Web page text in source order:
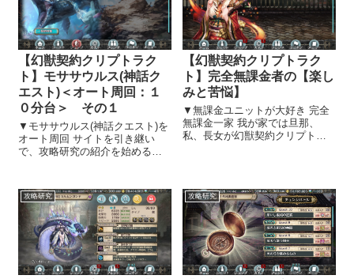
【幻獣契約クリプトラク
ト】モササウルス(神話ク
エスト)＜オート周回：１
０分台＞ その１
▼モササウルス(神話クエスト)を
オート周回 サイトを引き継い
で、攻略研究の紹介を始めるこ
略研究の紹介を始めることにし
ました。 効率的にアイテム・キ
ャラクター取得・レベルアップ
する方法...
【幻獣契約クリプトラク
ト】完全無課金者の【楽し
みと苦悩】
▼無課金ユニットが大好き 完全
無課金一家 我が家では旦那、
私、長女が幻獣契約クリプトラ
す・・・。 私がゲームを始めた
のは、2018年の8月、そこから
2019年の...
攻略研究 攻略研究